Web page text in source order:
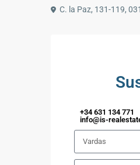
C. la Paz, 131-119,
+34 631 134 771
info@is-